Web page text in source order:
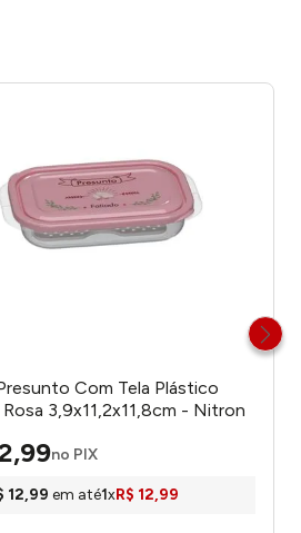
Com Tela Plástico
Rosa 3,9x11,2x11,8cm - Nitron
,99no PIX
12,99 em até1xR$ 12,99